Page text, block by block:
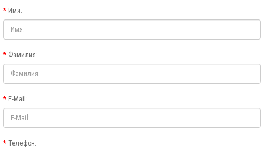
Имя:
Фамилия:
E-Mail:
Телефон: